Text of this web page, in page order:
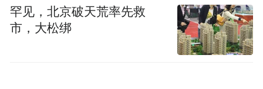
罕见，北京破天荒率先救
市，大松绑